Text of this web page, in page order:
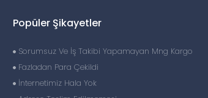
Popüler Şikayetler
Sorumsuz Ve İş Takibi Yapamayan Mng Kargo
Fazladan Para Çekildi
İnternetimiz Hala Yok